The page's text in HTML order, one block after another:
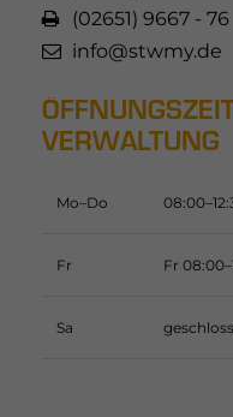
(02651) 9667 - 76
info@stwmy.de
VERWALTUNG
Mo–Do
Fr Fr
Sa